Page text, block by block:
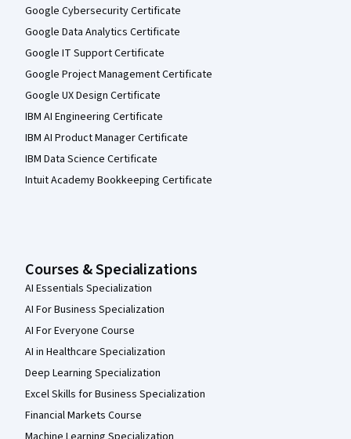
Google Cybersecurity Certificate
Google Data Analytics Certificate
Google IT Support Certificate
Google Project Management Certificate
Google UX Design Certificate
IBM AI Engineering Certificate
IBM AI Product Manager Certificate
IBM Data Science Certificate
Intuit Academy Bookkeeping Certificate
Courses & Specializations
AI Essentials Specialization
AI For Business Specialization
AI For Everyone Course
AI in Healthcare Specialization
Deep Learning Specialization
Excel Skills for Business Specialization
Financial Markets Course